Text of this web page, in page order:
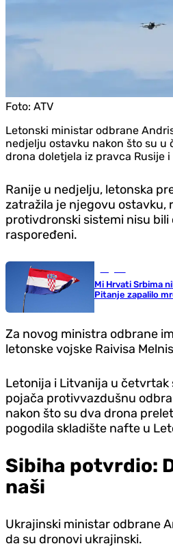
Foto: ATV
Letonski ministar odbrane
nedjelju ostavku nakon što su u
drona doletjela iz pravca Rusije
Ranije u nedjelju, letonska
zatražila je njegovu ostavku,
protivdronski sistemi nisu bili
raspoređeni.
Mi Hrvati Srbima
Pitanje zapalilo
Za novog ministra odbrane
letonske vojske Raivisa
Letonija i Litvanija u četvrtak
pojača protivvazdušnu
nakon što su dva drona
pogodila skladište nafte u
Sibiha potvrdio:
naši
Ukrajinski ministar odbrane
da su dronovi ukrajinski.